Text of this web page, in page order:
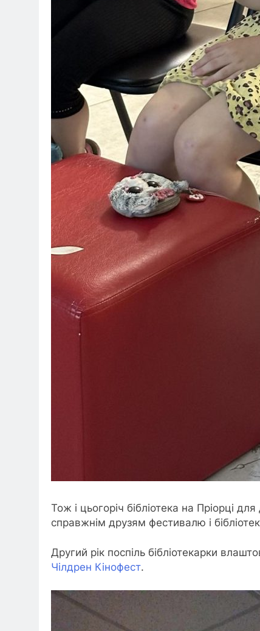
Тож і цьогоріч бібліотека на Пріорці
справжнім друзям фестивалю і
Другий рік поспіль бібліотекарки
Чілдрен Кінофест.